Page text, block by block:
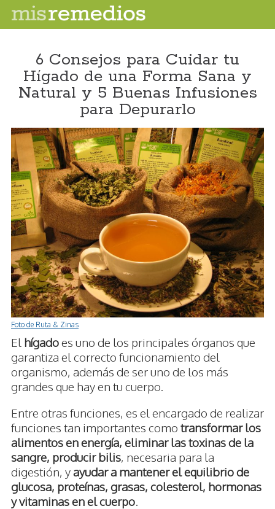
6 Consejos para Cuidar tu
Hígado de una Forma Sana y
Natural y 5 Buenas Infusiones
para Depurarlo
Foto de Ruta & Zinas
El hígadoes uno de los principales órganos que
garantiza el correcto funcionamiento del
organismo, además de ser uno de los más
grandes que hay en tu cuerpo.
Entre otras funciones, es el encargado de realizar
funciones tan importantes como transformar los
alimentos en energía, eliminar las toxinas de la
sangre, producir bilis, necesaria para la
digestión, yayudar a mantener el equilibrio de
glucosa, proteínas, grasas, colesterol, hormonas
y vitaminas en el cuerpo.